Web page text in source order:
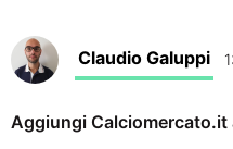
Claudio Galuppi
Aggiungi